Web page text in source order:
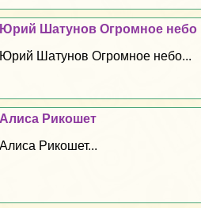
Юрий Шатунов Огромное небо
Юрий Шатунов Огромное небо...
Алиса Рикошет
Алиса Рикошет...